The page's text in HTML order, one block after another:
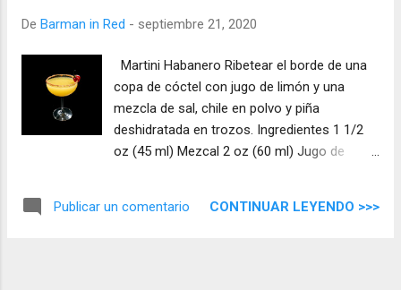
De Barman in Red - septiembre 21, 2020
Martini Habanero Ribetear el borde de una
copa de cóctel con jugo de limón y una
mezcla de sal, chile en polvo y piña
deshidratada en trozos. Ingredientes 1 1/2
oz (45 ml) Mezcal 2 oz (60 ml) Jugo de
azúcar 1 chile habanero pequeño en trozos
Publicar un comentario CONTINUAR LEYENDO >>>